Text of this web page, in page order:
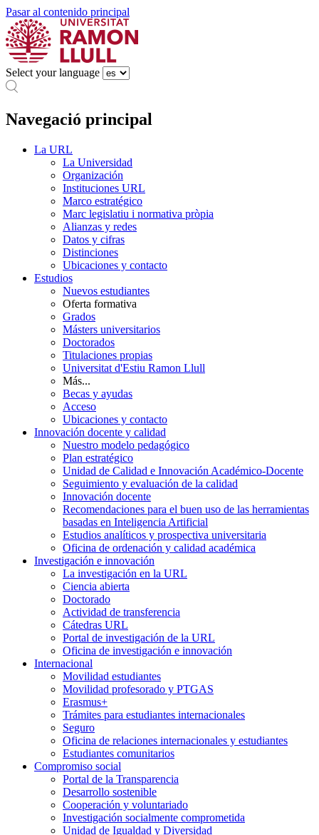
Pasar al contenido principal
Select your language
Navegació principal
La URL
La Universidad
Organización
Instituciones URL
Marco estratégico
Marc legislatiu i normativa pròpia
Alianzas y redes
Datos y cifras
Distinciones
Ubicaciones y contacto
Estudios
Nuevos estudiantes
Oferta formativa
Grados
Másters universitarios
Doctorados
Titulaciones propias
Universitat d'Estiu Ramon Llull
Más...
Becas y ayudas
Acceso
Ubicaciones y contacto
Innovación docente y calidad
Nuestro modelo pedagógico
Plan estratégico
Unidad de Calidad e Innovación Académico-Docente
Seguimiento y evaluación de la calidad
Innovación docente
Recomendaciones para el buen uso de las herramientas
basadas en Inteligencia Artificial
Estudios analíticos y prospectiva universitaria
Oficina de ordenación y calidad académica
Investigación e innovación
La investigación en la URL
Ciencia abierta
Doctorado
Actividad de transferencia
Cátedras URL
Portal de investigación de la URL
Oficina de investigación e innovación
Internacional
Movilidad estudiantes
Movilidad profesorado y PTGAS
Erasmus+
Trámites para estudiantes internacionales
Seguro
Oficina de relaciones internacionales y estudiantes
Estudiantes comunitarios
Compromiso social
Portal de la Transparencia
Desarrollo sostenible
Cooperación y voluntariado
Investigación socialmente comprometida
Unidad de Igualdad y Diversidad